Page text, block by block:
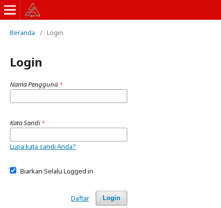
Beranda / Login
Login
Nama Pengguna *
Kata Sandi*
Lupa kata sandi Anda?
Biarkan Selalu Logged in
Login
Daftar